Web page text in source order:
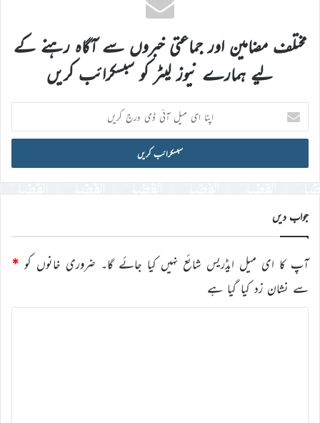
مختلف مضامین اور جماعتی خبروں سے آگاہ رہنے کے
لیے ہمارے نیوز لیٹر کو سبسکرائب کریں
اپنا
ای
میل
ڈی
درج
کریں
جواب دیں
آپ کا ای میل ایڈریس شائع نہیں کیا جائے گا۔ ضروری خانوں کو *
سے نشان زد کیا گیا ہے